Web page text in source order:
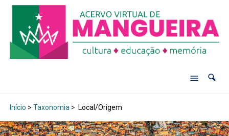
Início > Taxonomia > Local/Origem